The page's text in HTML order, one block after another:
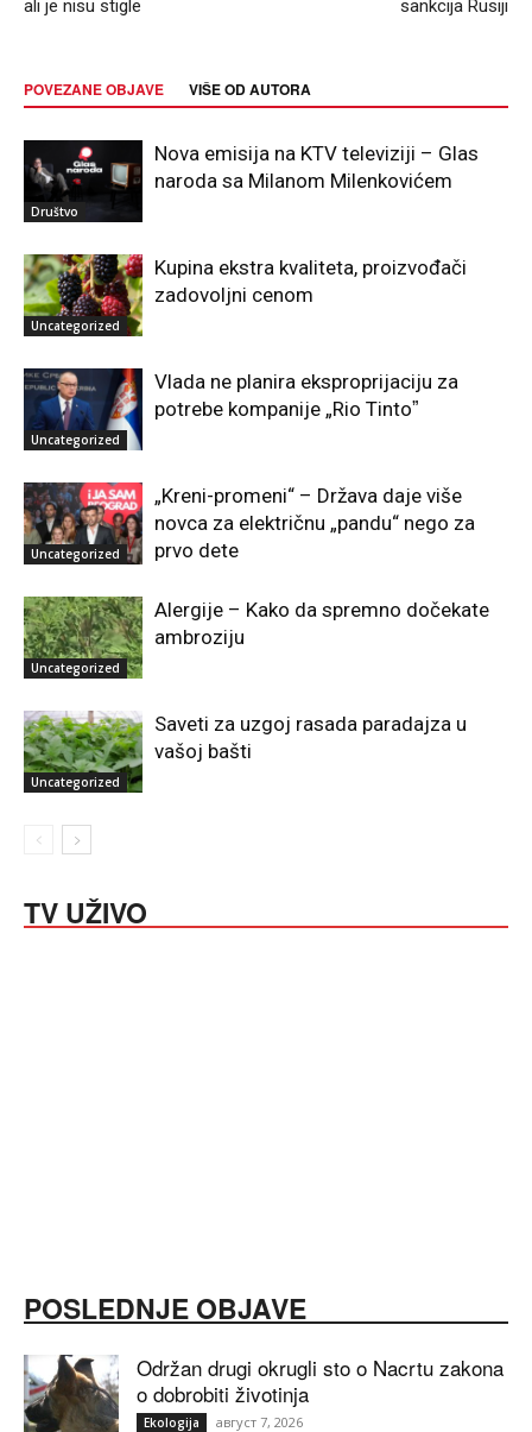
ali je nisu stigle sankcija Rusiji
POVEZANE OBJAVE VIŠE OD AUTORA
Društvo
Nova emisija na KTV televiziji – Glas
naroda sa Milanom Milenkovićem
Uncategorized
Kupina ekstra kvaliteta, proizvođači
zadovoljni cenom
Uncategorized
Vlada ne planira eksproprijaciju za
potrebe kompanije „Rio Tintoˮ
Uncategorized
„Kreni-promeni“ – Država daje više
novca za električnu „pandu“ nego za
prvo dete
Uncategorized
Alergije – Kako da spremno dočekate
ambroziju
Uncategorized
Saveti za uzgoj rasada paradajza u
vašoj bašti
TV UŽIVO
POSLEDNJE OBJAVE
Održan drugi okrugli sto o Nacrtu zakona
o dobrobiti životinja
Ekologija август 7, 2026